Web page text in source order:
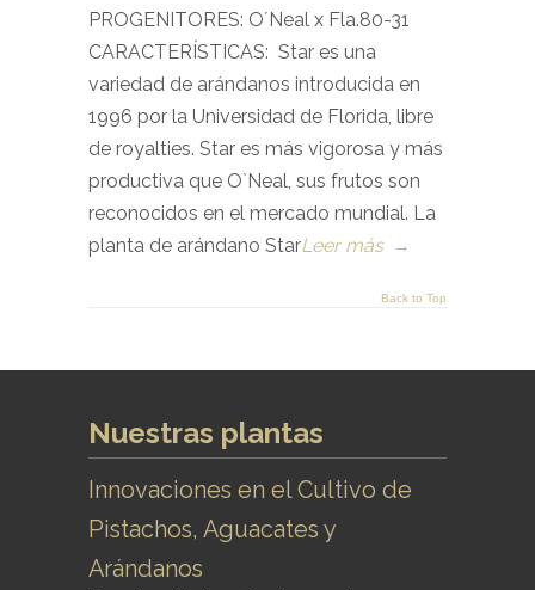
PROGENITORES: O´Neal x Fla.80-31
CARACTERÍSTICAS: Star es una
variedad de arándanos introducida en
1996 por la Universidad de Florida, libre
de royalties. Star es más vigorosa y más
productiva que O`Neal, sus frutos son
reconocidos en el mercado mundial. La
planta de arándano StarLeer más →
Back to Top
Nuestras plantas
Innovaciones en el Cultivo de
Pistachos, Aguacates y
Arándanos